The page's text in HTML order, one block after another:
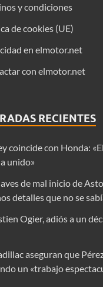
y condiciones
de cookies (UE)
en elmotor.net
con elmotor.net
RECIENTES
coincide con Honda:
unido»
de mal inicio de
detalles que no se
Ogier, adiós a un
aseguran que
un «trabajo